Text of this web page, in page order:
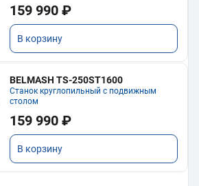
159 990 ₽
В корзину
BELMASH TS-250ST1600
Станок круглопильный с подвижным
столом
159 990 ₽
В корзину